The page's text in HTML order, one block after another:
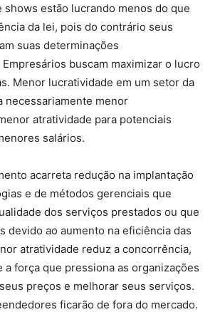
shows estão lucrando menos do que
da lei, pois do contrário seus
suas determinações
buscam maximizar o lucro
Menor lucratividade em um setor da
necessariamente menor
atratividade para potenciais
salários.
acarreta redução na implantação
e de métodos gerenciais que
dos serviços prestados ou que
devido ao aumento na eficiência das
atratividade reduz a concorrência,
a força que pressiona as organizações
preços e melhorar seus serviços.
ficarão de fora do mercado.